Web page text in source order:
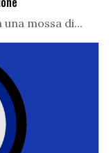
mossa di...